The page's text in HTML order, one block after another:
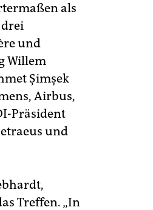
als
drei
und
Willem
Şimşek
Airbus,
Präsident
und
Treffen. „In